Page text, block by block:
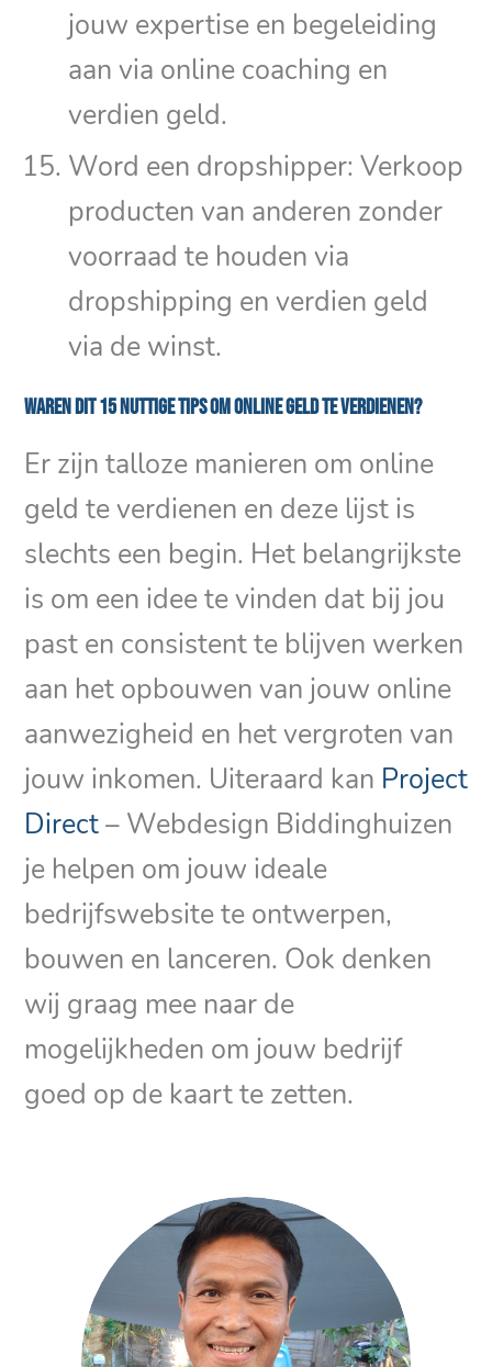
jouw expertise en begeleiding
aan via online coaching en
verdien geld.
Word een dropshipper: Verkoop
producten van anderen zonder
voorraad te houden via
dropshipping en verdien geld
via de winst.
Waren dit 15 nuttige tips om online geld te verdienen?
Er zijn talloze manieren om online
geld te verdienen en deze lijst is
slechts een begin. Het belangrijkste
is om een idee te vinden dat bij jou
past en consistent te blijven werken
aan het opbouwen van jouw online
aanwezigheid en het vergroten van
jouw inkomen. Uiteraard kan Project
Direct– Webdesign Biddinghuizen
je helpen om jouw ideale
bedrijfswebsite te ontwerpen,
bouwen en lanceren. Ook denken
wij graag mee naar de
mogelijkheden om jouw bedrijf
goed op de kaart te zetten.